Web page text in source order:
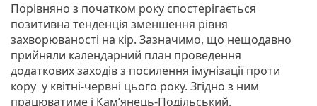
Порівняно з початком року спостерігається
позитивна тенденція зменшення рівня
захворюваності на кір. Зазначимо, що нещодавно
прийняли календарний план проведення
додаткових заходів з посилення імунізації проти
кору у квітні-червні цього року. Згідно з ним
працюватиме і Кам’янець-Подільський.